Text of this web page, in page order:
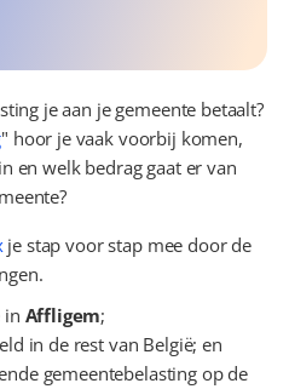
je aan je gemeente betaalt?
" hoor je vaak voorbij komen,
en welk bedrag gaat er van
je stap voor stap mee door de
in Affligem;
in de rest van België; en
gemeentebelasting op de